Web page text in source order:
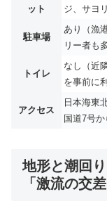
ット
ジ、サヨ
駐車場
あり（漁
リー者も
トイレ
なし（近
を事前に
アクセス
日本海東
国道7号
地形と潮回
「激流の交差